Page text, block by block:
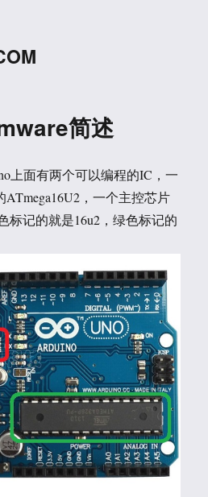
简述
上面有两个可以编程的IC，一
，一个主控芯片
标记的就是16u2，绿色标记的